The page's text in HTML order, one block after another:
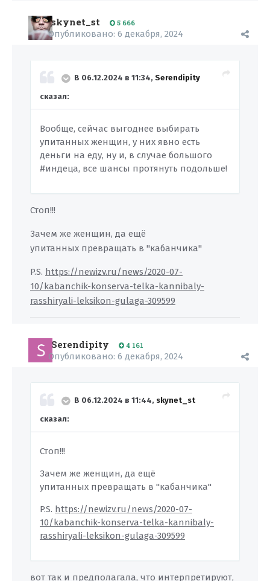
skynet_st 5 666
Опубликовано: 6 декабря, 2024
В 06.12.2024 в 11:34, Serendipity
сказал:
Вообще, сейчас выгоднее выбирать
упитанных женщин, у них явно есть
деньги на еду, ну и, в случае большого
#индеца, все шансы протянуть подольше!
Стоп!!!
Зачем же женщин, да ещё
упитанных превращать в "кабанчика"
P.S. https://newizv.ru/news/2020-07-
10/kabanchik-konserva-telka-kannibaly-
rasshiryali-leksikon-gulaga-309599
Serendipity 4 161
Опубликовано: 6 декабря, 2024
В 06.12.2024 в 11:44, skynet_st
сказал:
Стоп!!!
Зачем же женщин, да ещё
упитанных превращать в "кабанчика"
P.S. https://newizv.ru/news/2020-07-
10/kabanchik-konserva-telka-kannibaly-
rasshiryali-leksikon-gulaga-309599
вот так и предполагала, что интерпретируют,